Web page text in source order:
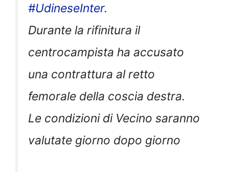
#UdineseInter.
Durante la rifinitura il
centrocampista ha accusato
una contrattura al retto
femorale della coscia destra.
Le condizioni di Vecino saranno
valutate giorno dopo giorno